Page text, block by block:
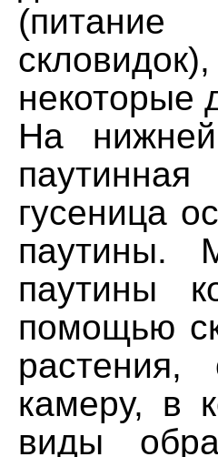
некоторые
На
гусеница
паутины.
паутины
помощью
растения,
камеру, в
виды